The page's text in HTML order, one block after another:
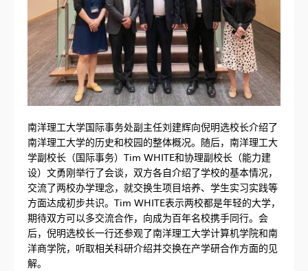
南洋理工大学国际事务处副主任刘建辉向倪明选校长介绍了
南洋理工大学的历史和校园的整体概况。随后，南洋理工大
学副校长（国际事务）Tim WHITE和协理副校长（能力建
设）文勇刚举行了会谈，双方各自介绍了学校的基本情况，
交流了两校办学理念，就交换生项目培养、学生实习实践等
方面达成初步共识。Tim WHITE表示两校都是年轻的大学，
期待双方可以多交流合作，向成为百年名校携手同行。会
后，倪明选校长一行还参观了南洋理工大学计算机学院和南
洋商学院，听取相关科研介绍并交换在产学研合作方面的见
解。